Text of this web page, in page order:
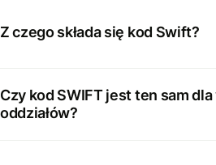
Z czego składa się kod Swift?
Czy kod SWIFT jest ten sam
oddziałów?